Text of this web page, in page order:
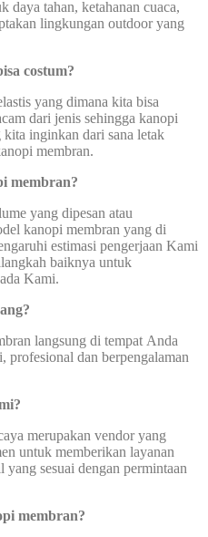
daya tahan, ketahanan cuaca,
lingkungan outdoor yang
costum?
yang dimana kita bisa
dari jenis sehingga kanopi
kita inginkan dari sana letak
membran.
membran?
yang dipesan atau
kanopi membran yang di
estimasi pengerjaan Kami
baiknya untuk
Kami.
langsung di tempat Anda
profesional dan berpengalaman
merupakan vendor yang
untuk memberikan layanan
sesuai dengan permintaan
membran?